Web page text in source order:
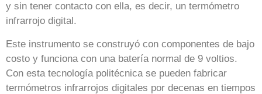
y sin tener contacto con ella, es decir, un termómetro
infrarrojo digital.
Este instrumento se construyó con componentes de bajo
costo y funciona con una batería normal de 9 voltios.
Con esta tecnología politécnica se pueden fabricar
termómetros infrarrojos digitales por decenas en tiempos